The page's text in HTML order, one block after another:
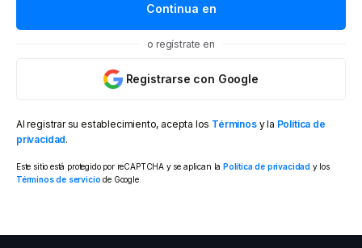
o regístrate en
Registrarse con Google
Al registrar su establecimiento, acepta los Términosy la Política de
privacidad.
Este sitio está protegido por reCAPTCHA y se aplican la Política de privacidad y los
Términos de servicio de Google.